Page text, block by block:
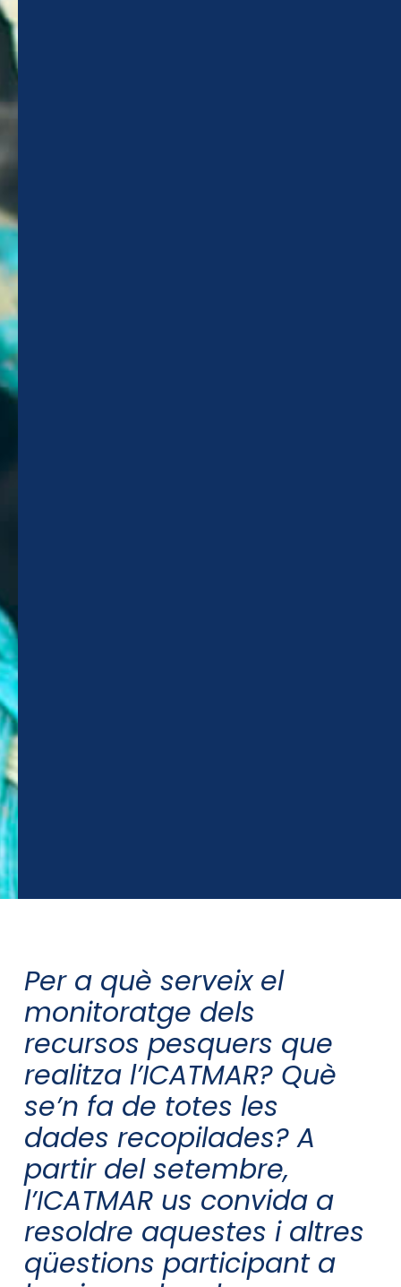
Per a què serveix el
monitoratge dels
recursos pesquers que
realitza l’ICATMAR? Què
se’n fa de totes les
dades recopilades? A
partir del setembre,
l’ICATMAR us convida a
resoldre aquestes i altres
qüestions participant a